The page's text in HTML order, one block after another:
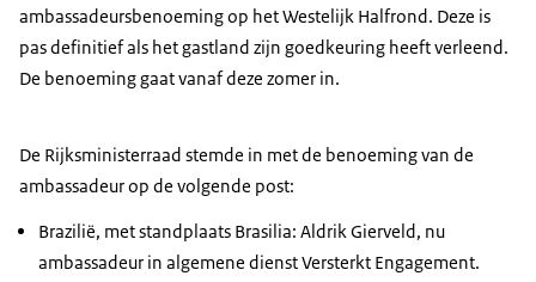
ambassadeursbenoeming op het Westelijk Halfrond. Deze is
pas definitief als het gastland zijn goedkeuring heeft verleend.
De benoeming gaat vanaf deze zomer in.
De Rijksministerraad stemde in met de benoeming van de
ambassadeur op de volgende post:
Brazilië, met standplaats Brasilia: Aldrik Gierveld, nu
ambassadeur in algemene dienst Versterkt Engagement.